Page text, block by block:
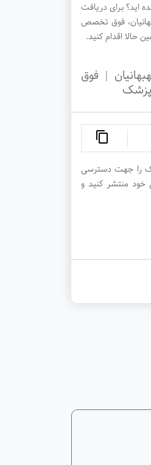
اید؟ برای دریافت
فوق تخصص
حالا اقدام کنید.
| فوق
را جهت دسترسی
خود منتشر کنید و